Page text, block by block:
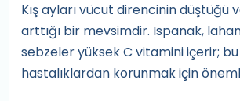
Kış ayları vücut direncinin düştüğü
arttığı bir mevsimdir. Ispanak,
sebzeler yüksek C vitamini içerir;
hastalıklardan korunmak için